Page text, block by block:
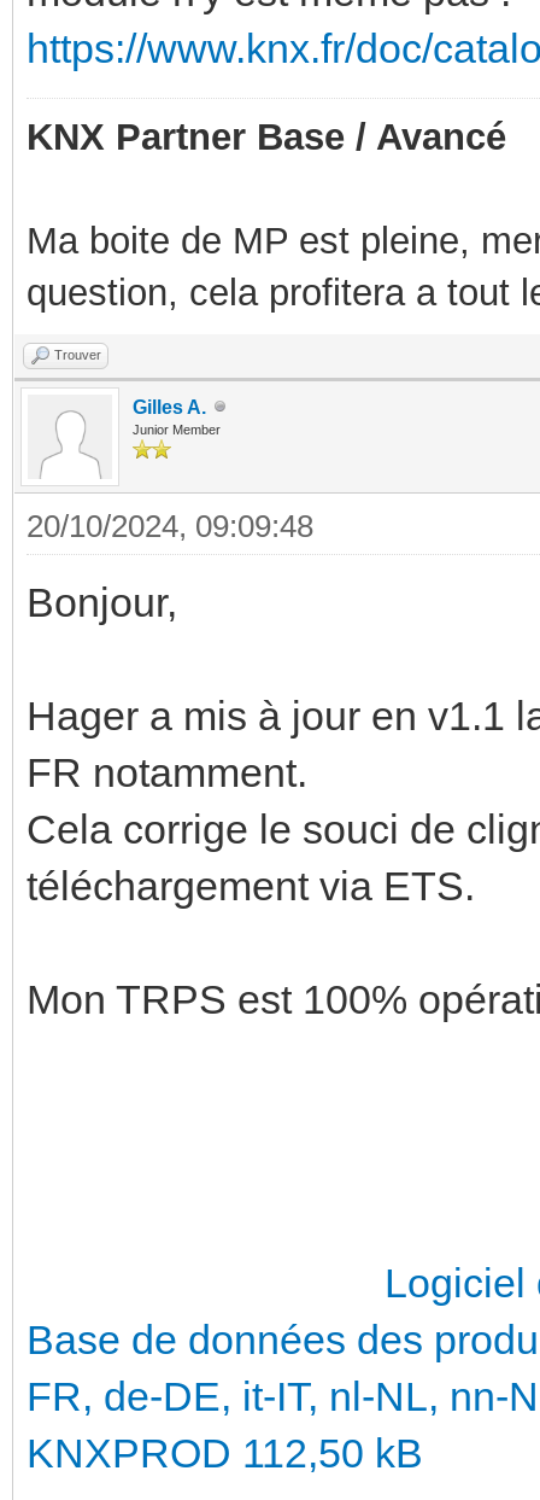
https://www.knx.fr/doc/
KNX Partner Base / Avancé
Ma boite de MP est pleine,
question, cela profitera a tout
Trouver
Gilles A.
Junior Member
20/10/2024, 09:09:48
Bonjour,
Hager a mis à jour en v1.1
FR notamment.
Cela corrige le souci de
téléchargement via ETS.
Mon TRPS est 100%
Logiciel
Base de données des
FR, de-DE, it-IT, nl-NL, nn-